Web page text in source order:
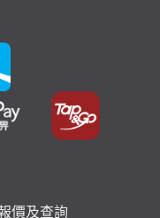
價及查詢